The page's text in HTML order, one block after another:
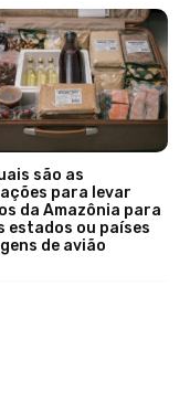
são as
para levar
da Amazônia para
estados ou países
de avião